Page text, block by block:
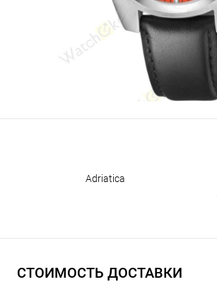
Adriatica
СТОИМОСТЬ ДОСТАВКИ